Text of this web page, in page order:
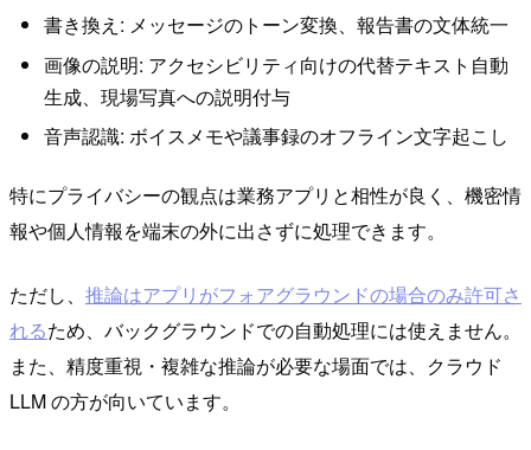
書き換え: メッセージのトーン変換、報告書の文体統一
画像の説明: アクセシビリティ向けの代替テキスト自動
生成、現場写真への説明付与
音声認識: ボイスメモや議事録のオフライン文字起こし
特にプライバシーの観点は業務アプリと相性が良く、機密情
報や個人情報を端末の外に出さずに処理できます。
ただし、 推論はアプリがフォアグラウンドの場合のみ許可さ
れるため、バックグラウンドでの自動処理には使えません。
また、精度重視・複雑な推論が必要な場面では、クラウド
LLM の方が向いています。